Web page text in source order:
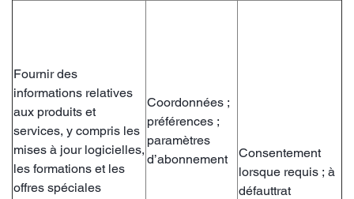
Fournir des
informations relatives
aux produits et
services, y compris les
mises à jour logicielles,
les formations et les
offres spéciales
Coordonnées ;
préférences ;
paramètres
d’abonnement
Consentement
lorsque requis ; à
défauttrat